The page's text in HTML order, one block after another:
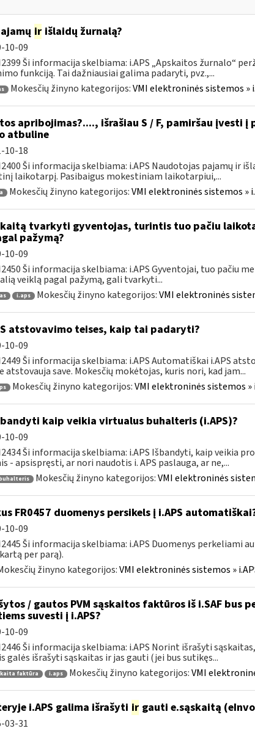
irišlaidų žurnalą?
10-09
Ši informacija skelbiama: i.APS „Apskaitos žurnalo“
funkciją. Tai dažniausiai galima padaryti, pvz.,...
Mokesčių žinyno kategorijos:VMI elektroninės sistemos »
apribojimas?...., išrašiau S / F, pamiršau įvesti į
atbuline
10-18
Ši informacija skelbiama: i.APS Naudotojas pajamų ir
laikotarpį. Pasibaigus mokestiniam laikotarpiui,...
Mokesčių žinyno kategorijos:VMI elektroninės sistemos »
tvarkyti gyventojas, turintis tuo pačiu
pažymą?
10-09
Ši informacija skelbiama: i.APS Gyventojai, tuo pačiu
veiklą pagal pažymą, gali tvarkyti...
i.aps Mokesčių žinyno kategorijos:VMI elektroninės
atstovavimo teises, kaip tai padaryti?
10-09
Ši informacija skelbiama: i.APS Automatiškai i.APS
save. Mokesčių mokėtojas, kuris nori, kad jam...
Mokesčių žinyno kategorijos:VMI elektroninės sistemos »
kaip veikia virtualus buhalteris (i.APS)?
10-09
Ši informacija skelbiama: i.APS Išbandyti, kaip veikia
- apsispręsti, ar nori naudotis i. APS paslauga, ar ne,...
Mokesčių žinyno kategorijos:VMI elektroninės
FR0457 duomenys persikels į i.APS
10-09
Ši informacija skelbiama: i.APS Duomenys perkeliami
per parą).
žinyno kategorijos:VMI elektroninės sistemos »
/ gautos PVM sąskaitos faktūros iš i.SAF bus
suvesti į i.APS?
10-09
Ši informacija skelbiama: i.APS Norint išrašyti
galės išrašyti sąskaitas ir jas gauti (jei bus sutikęs...
faktūra i.aps Mokesčių žinyno kategorijos:VMI
i.APS galima išrašyti irgauti e.sąskaitą
03-31